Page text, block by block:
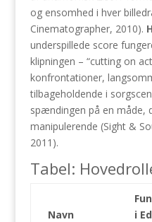
og ensomhed i hver
Cinematographer, 2010).
underspillede score
klipningen – “cutting on
konfrontationer,
tilbageholdende i
spændingen på en måde,
manipulerende (Sight &
2011).
Tabel:
Navn
i